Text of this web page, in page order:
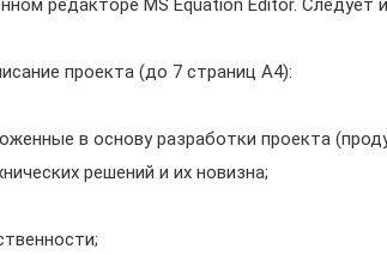
редакторе MS Equation Editor. Следует
проекта (до 7 страниц А4):
в основу разработки проекта
решений и их новизна;